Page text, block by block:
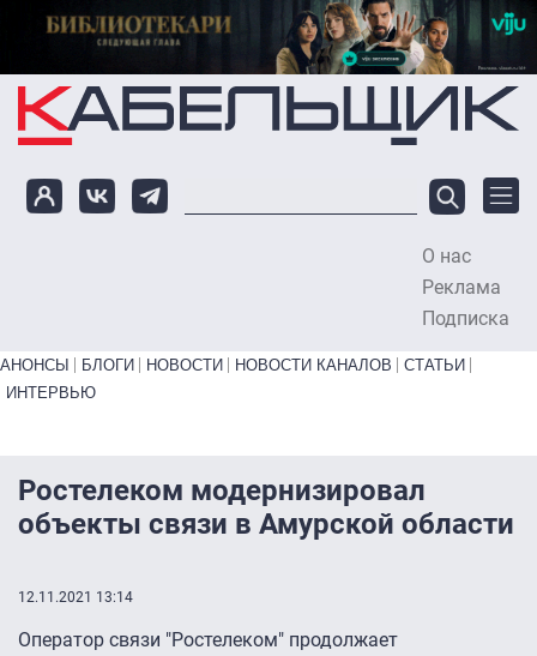
Перейти к основному содержанию
О нас
Реклама
Подписка
Primary links bottom
АНОНСЫ БЛОГИ НОВОСТИ НОВОСТИ КАНАЛОВ
СТАТЬИ
ИНТЕРВЬЮ
Ростелеком модернизировал
объекты связи в Амурской области
12.11.2021 13:14
Оператор связи "Ростелеком" продолжает